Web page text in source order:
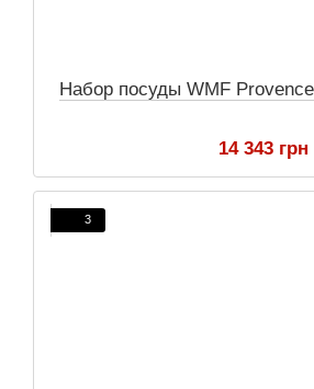
Набор посуды WMF
14 343 грн
3